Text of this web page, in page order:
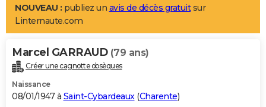
LIFESTYLE
Art de vivre
Bien-être
Loisirs
Mode
Modes de vie
Alimentation
Guide de la santé
Maladies
Médicaments
Sommeil
VOYAGE
Destinations
City break
Voyage nature
Voyage de noces
Forum
Climat
+PHOTO
GUIDES D'ACHAT
NOUVEAU : publiez un avis de décès gratuitsur
Linternaute.com
Marcel GARRAUD (79 ans)
Créer une cagnotte obsèques
Naissance
08/01/1947 à Saint-Cybardeaux(Charente)